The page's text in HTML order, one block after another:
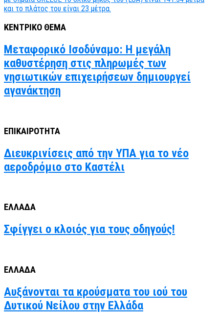
ΚΕΝΤΡΙΚΟ ΘΕΜΑ
Μεταφορικό Ισοδύναμο: Η μεγάλη
καθυστέρηση στις πληρωμές των
νησιωτικών επιχειρήσεων δημιουργεί
αγανάκτηση
ΕΠΙΚΑΙΡΟΤΗΤΑ
Διευκρινίσεις από την ΥΠΑ για το νέο
αεροδρόμιο στο Καστέλι
ΕΛΛΑΔΑ
Σφίγγει ο κλοιός για τους οδηγούς!
ΕΛΛΑΔΑ
Αυξάνονται τα κρούσματα του ιού του
Δυτικού Νείλου στην Ελλάδα